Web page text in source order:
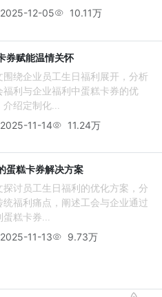
2025-12-05
10.11万
券赋能温情关怀
围绕企业员工生日福利展开，分析
福利与企业福利中蛋糕卡券的优
介绍定制化...
2025-11-14
11.24万
蛋糕卡券解决方案
探讨员工生日福利的优化方案，分
统福利痛点，阐述工会与企业通过
蛋糕卡券...
2025-11-13
9.73万